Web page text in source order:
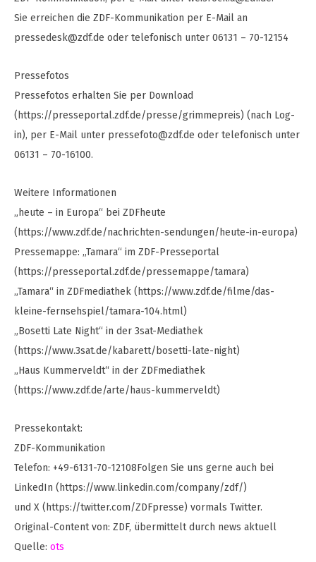
Sie erreichen die ZDF-Kommunikation per E-Mail an
pressedesk@zdf.de oder telefonisch unter 06131 – 70-12154
Pressefotos
Pressefotos erhalten Sie per Download
(https://presseportal.zdf.de/presse/grimmepreis) (nach Log-
in), per E-Mail unter pressefoto@zdf.de oder telefonisch unter
06131 – 70-16100.
Weitere Informationen
„heute – in Europa“ bei ZDFheute
(https://www.zdf.de/nachrichten-sendungen/heute-in-europa)
Pressemappe: „Tamara“ im ZDF-Presseportal
(https://presseportal.zdf.de/pressemappe/tamara)
„Tamara“ in ZDFmediathek (https://www.zdf.de/filme/das-
kleine-fernsehspiel/tamara-104.html)
„Bosetti Late Night“ in der 3sat-Mediathek
(https://www.3sat.de/kabarett/bosetti-late-night)
„Haus Kummerveldt“ in der ZDFmediathek
(https://www.zdf.de/arte/haus-kummerveldt)
Pressekontakt:
ZDF-Kommunikation
Telefon: +49-6131-70-12108Folgen Sie uns gerne auch bei
LinkedIn (https://www.linkedin.com/company/zdf/)
und X (https://twitter.com/ZDFpresse) vormals Twitter.
Original-Content von: ZDF, übermittelt durch news aktuell
Quelle: ots